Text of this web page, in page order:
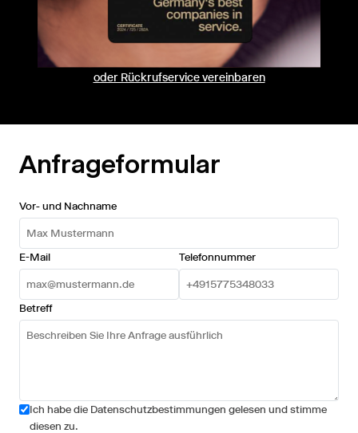
oder Rückrufservice vereinbaren
Anfrageformular
Vor- und Nachname
E-Mail Telefonnummer
Betreff
Ich habe die Datenschutzbestimmungen gelesen und stimme
diesen zu.